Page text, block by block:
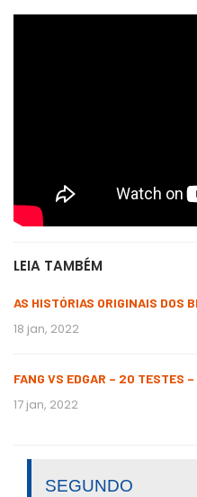
LEIA TAMBÉM
AS HISTÓRIAS ORIGINAIS DOS
18 jan, 2022
FANG VS EDGAR – 20 TESTES
17 jan, 2022
SEGUNDO